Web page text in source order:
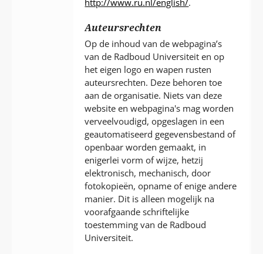
Auteursrechten
Op de inhoud van de webpagina’s
van de Radboud Universiteit en op
het eigen logo en wapen rusten
auteursrechten. Deze behoren toe
aan de organisatie. Niets van deze
website en webpagina's mag worden
verveelvoudigd, opgeslagen in een
geautomatiseerd gegevensbestand of
openbaar worden gemaakt, in
enigerlei vorm of wijze, hetzij
elektronisch, mechanisch, door
fotokopieën, opname of enige andere
manier. Dit is alleen mogelijk na
voorafgaande schriftelijke
toestemming van de Radboud
Universiteit.